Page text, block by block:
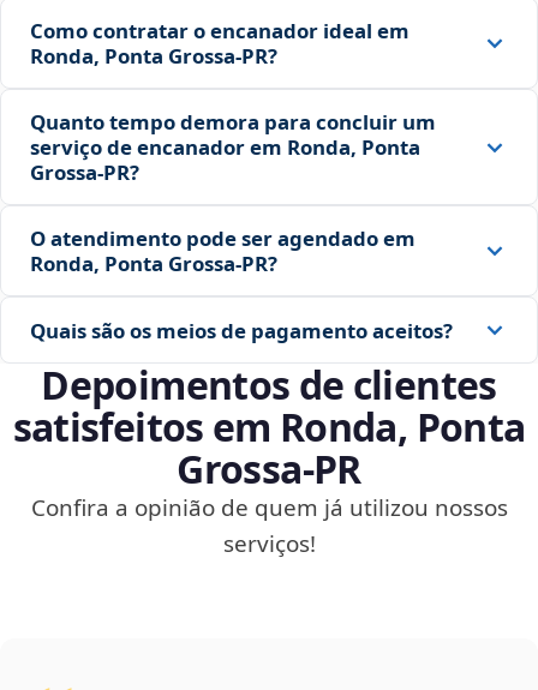
Como contratar o encanador ideal em
Ronda, Ponta Grossa‑PR?
Quanto tempo demora para concluir um
serviço de encanador em Ronda, Ponta
Grossa‑PR?
O atendimento pode ser agendado em
Ronda, Ponta Grossa‑PR?
Quais são os meios de pagamento aceitos?
Depoimentos de clientes
satisfeitos em Ronda, Ponta
Grossa‑PR
Confira a opinião de quem já utilizou nossos
serviços!